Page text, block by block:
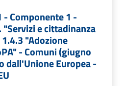
- Componente 1 -
e cittadinanza
"Adozione
- Comuni (giugno
dall'Unione Europea -